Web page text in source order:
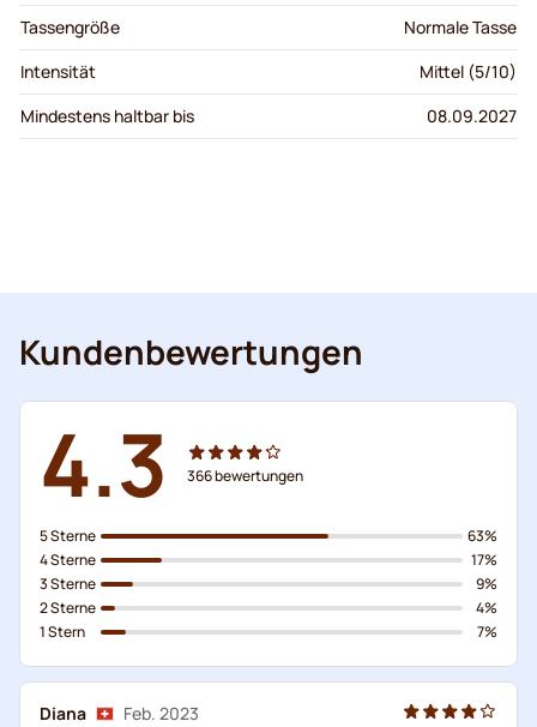
Tassengröße
Normale Tasse
Intensität
Mittel (5/10)
Mindestens haltbar bis
08.09.2027
Kundenbewertungen
4.3 366bewertungen
5 Sterne
4 Sterne
3 Sterne
2 Sterne
1 Stern
63%
17%
9%
4%
7%
Diana
Feb. 2023